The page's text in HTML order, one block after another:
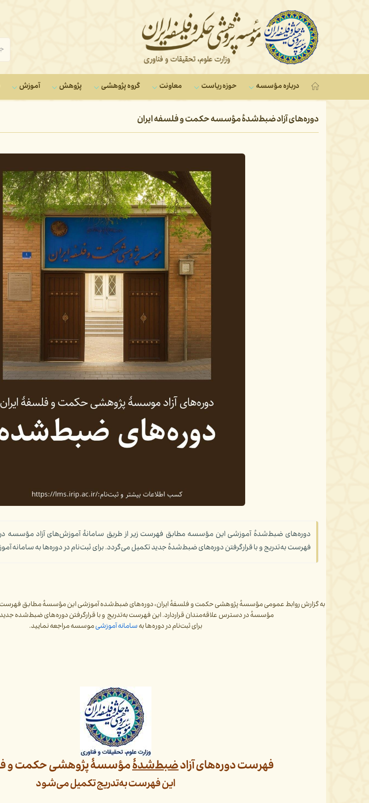
درباره مؤسسه حوزه ریاست معاونت‌ گروه‌ پژوهشی پژوهش آموزش
دوره‌های آزاد ضبط‌شدهٔ مؤسسه حکمت و فلسفه ایران
دوره‌های ضبط‌شدهٔ آموزشی این مؤسسه مطابق فهرست زیر از طریق سامانهٔ آموزش‌های آزاد مؤسسه در
فهرست به‌تدریج و با قرارگرفتن دوره‌های ضبط‌شدهٔ جدید تکمیل می‌گردد. برای ثبت‌نام در دوره‌ها به سامانه
به گزارش روابط عمومی مؤسسهٔ پژوهشی حکمت و فلسفهٔ ایران، دوره‌های ضبط‌شده آموزشی این مؤسسهٔ مطابق فهرست
مؤسسهٔ در دسترس علاقه‌مندان قراردارد. این فهرست به‌تدریج و با قرارگرفتن دوره‌های ضبط‌شده
برای ثبت‌نام در دوره‌ها بهسامانه آموزشیموسسه مراجعه نمایید.
فهرست دوره‌های آزادضبط‌شدۀمؤسسۀ پژوهشی حکمت و
این فهرست به‌تدریج تکمیل می‌شود